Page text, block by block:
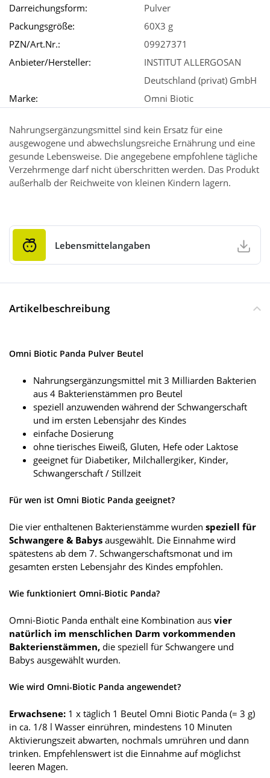
Darreichungsform:
Pulver
Packungsgröße:
60X3 g
PZN/Art.Nr.:
09927371
Anbieter/Hersteller:
INSTITUT ALLERGOSAN
Deutschland (privat) GmbH
Marke:
Omni Biotic
Nahrungsergänzungsmittel sind kein Ersatz für eine
ausgewogene und abwechslungsreiche Ernährung und eine
gesunde Lebensweise. Die angegebene empfohlene tägliche
Verzehrmenge darf nicht überschritten werden. Das Produkt
außerhalb der Reichweite von kleinen Kindern lagern.
Lebensmittelangaben
Artikelbeschreibung
Omni Biotic Panda Pulver Beutel
Nahrungsergänzungsmittel mit 3 Milliarden Bakterien
aus 4 Bakterienstämmen pro Beutel
speziell anzuwenden während der Schwangerschaft
und im ersten Lebensjahr des Kindes
einfache Dosierung
ohne tierisches Eiweiß, Gluten, Hefe oder Laktose
geeignet für Diabetiker, Milchallergiker, Kinder,
Schwangerschaft / Stillzeit
Für wen ist Omni Biotic Panda geeignet?
Die vier enthaltenen Bakterienstämme wurden speziell für
Schwangere & Babys ausgewählt. Die Einnahme wird
spätestens ab dem 7. Schwangerschaftsmonat und im
gesamten ersten Lebensjahr des Kindes empfohlen.
Wie funktioniert Omni-Biotic Panda?
Omni-Biotic Panda enthält eine Kombination aus vier
natürlich im menschlichen Darm vorkommenden
Bakterienstämmen, die speziell für Schwangere und
Babys ausgewählt wurden.
Wie wird Omni-Biotic Panda angewendet?
Erwachsene: 1 x täglich 1 Beutel Omni Biotic Panda (= 3 g)
in ca. 1/8 l Wasser einrühren, mindestens 10 Minuten
Aktivierungszeit abwarten, nochmals umrühren und dann
trinken. Empfehlenswert ist die Einnahme auf möglichst
leeren Magen.